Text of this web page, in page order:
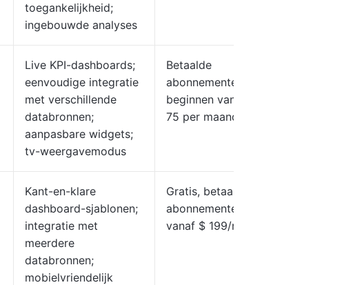
toegankelijkheid;
ingebouwde analyses
Live KPI-dashboards;
eenvoudige integratie
met verschillende
databronnen;
aanpasbare widgets;
tv-weergavemodus
Betaalde
abonnementen
beginnen vanaf $
75 per maand.
Kant-en-klare
dashboard-sjablonen;
integratie met
meerdere
databronnen;
mobielvriendelijk
Gratis, betaalde
abonnementen
vanaf $ 199/maand